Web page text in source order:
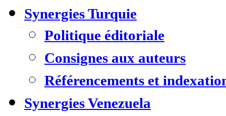
Synergies Turquie
Politique éditoriale
Consignes aux auteurs
Référencements et
Synergies Venezuela